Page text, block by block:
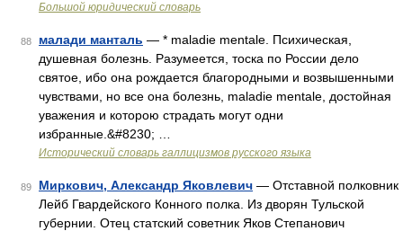
Большой юридический словарь
88 малади манталь — * maladie mentale. Психическая,
душевная болезнь. Разумеется, тоска по России дело
святое, ибо она рождается благородными и возвышенными
чувствами, но все она болезнь, maladie mentale, достойная
уважения и которою страдать могут одни
избранные.&#8230; …
Исторический словарь галлицизмов русского языка
89 Миркович, Александр Яковлевич — Отставной полковник
Лейб Гвардейского Конного полка. Из дворян Тульской
губернии. Отец статский советник Яков Степанович